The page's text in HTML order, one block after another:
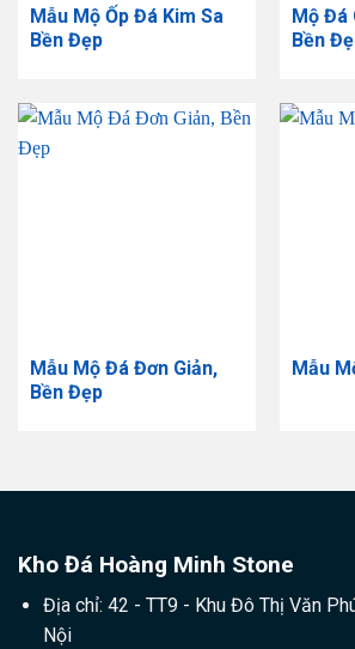
Mẫu Mộ Ốp Đá Kim Sa
Bền Đẹp
Mộ Đá
Bền
Mẫu Mộ Đá Đơn Giản,
Bền Đẹp
Mẫu
Kho Đá Hoàng Minh Stone
Địa chỉ: 42 - TT9 - Khu Đô Thị Văn
Nội